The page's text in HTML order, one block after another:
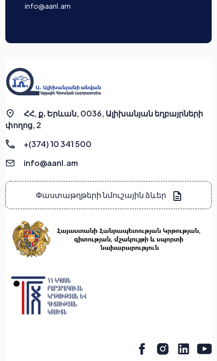
info@aanl.am
ՀՀ, ք․ Երևան, 0036, Ալիխանյան եղբայրների
փողոց, 2
+(374) 10 341 500
info@aanl.am
Փաստաթղթերի նմուշային ձևեր